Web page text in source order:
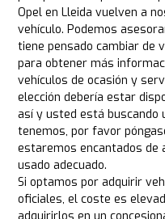
Opel en Lleida vuelven a
vehículo. Podemos
tiene pensado cambiar de
para obtener más
vehículos de ocasión y
elección debería estar
así y usted está buscando
tenemos, por favor
estaremos encantados de
usado adecuado.
Si optamos por adquirir
oficiales, el coste es